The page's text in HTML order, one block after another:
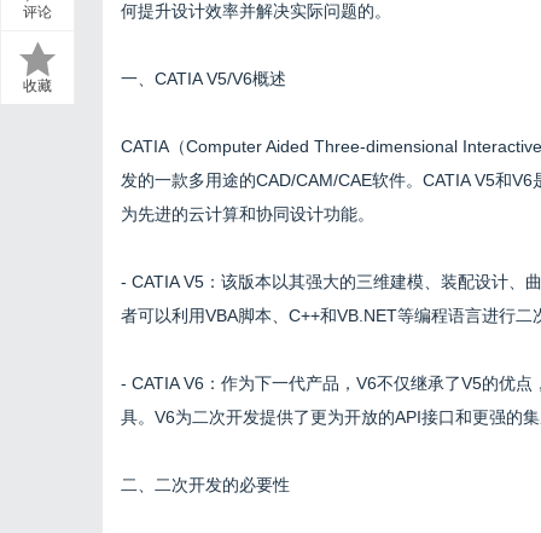
评论
收藏
何提升设计效率并解决实际问题的。
一、CATIA V5/V6概述
CATIA（Computer Aided Three-dimensional
发的一款多用途的CAD/CAM/CAE软件。CATIA V5和
为先进的云计算和协同设计功能。
- CATIA V5：该版本以其强大的三维建模、装配设计、
者可以利用VBA脚本、C++和VB.NET等编程语言进行
- CATIA V6：作为下一代产品，V6不仅继承了V5的优
具。V6为二次开发提供了更为开放的API接口和更强的
二、二次开发的必要性